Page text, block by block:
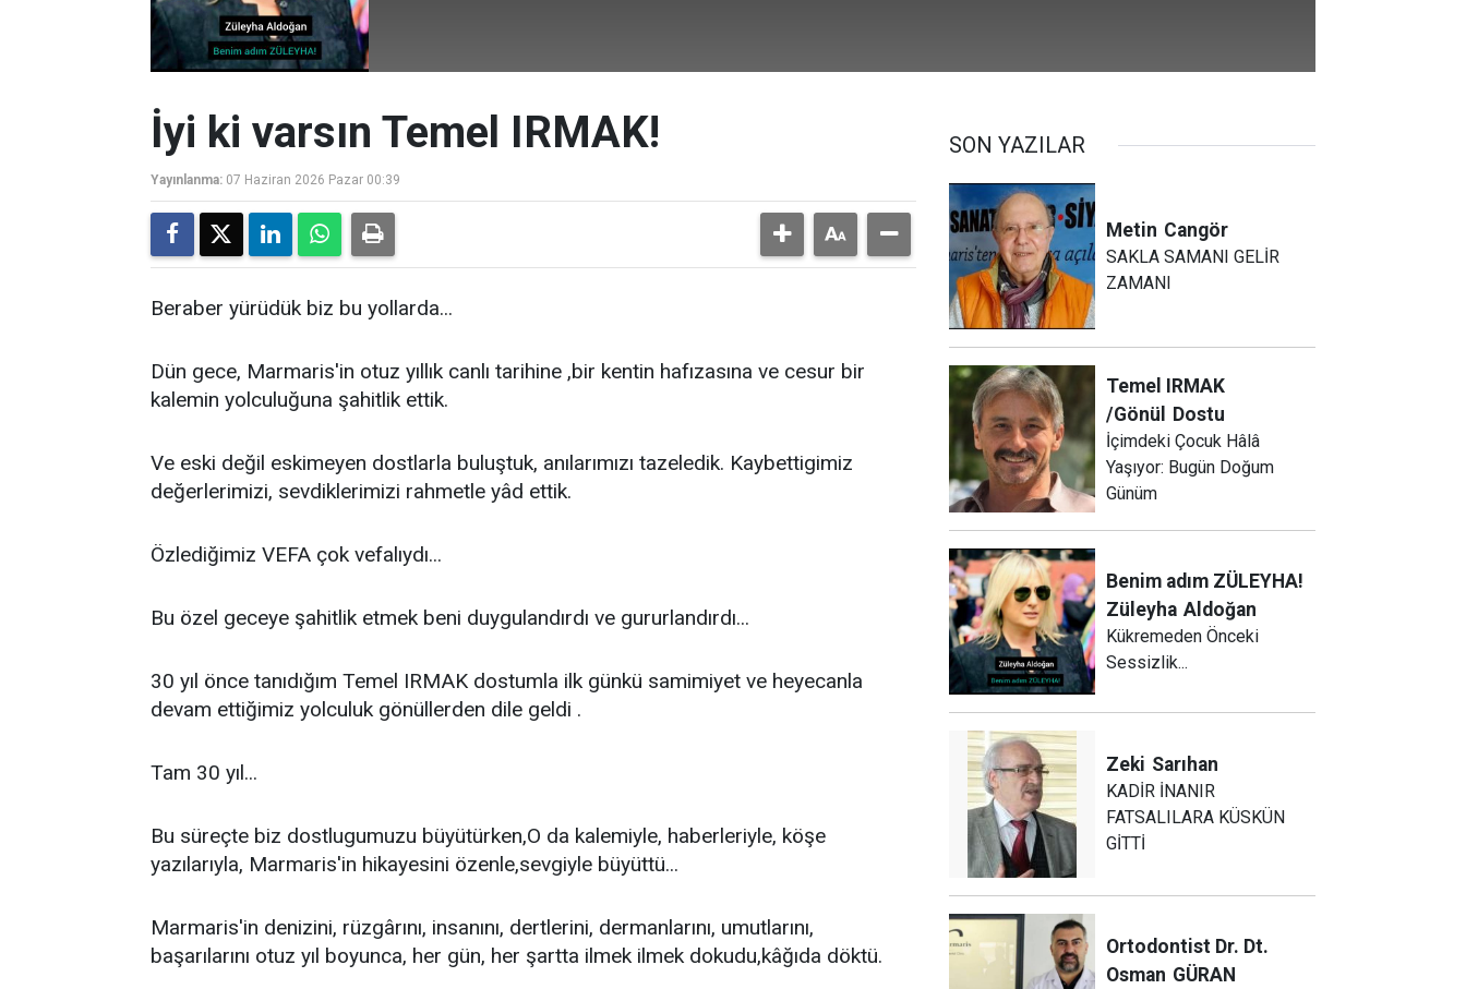
İyi ki varsın Temel IRMAK!
Yayınlanma: 07 Haziran 2026 Pazar 00:39
Beraber yürüdük biz bu yollarda...
Dün gece, Marmaris'in otuz yıllık canlı tarihine ,bir kentin hafızasına ve cesur bir
kalemin yolculuğuna şahitlik ettik.
Ve eski değil eskimeyen dostlarla buluştuk, anılarımızı tazeledik. Kaybettigimiz
değerlerimizi, sevdiklerimizi rahmetle yâd ettik.
Özlediğimiz VEFA çok vefalıydı...
Bu özel geceye şahitlik etmek beni duygulandırdı ve gururlandırdı...
30 yıl önce tanıdığım Temel IRMAK dostumla ilk günkü samimiyet ve heyecanla
devam ettiğimiz yolculuk gönüllerden dile geldi .
Tam 30 yıl...
Bu süreçte biz dostlugumuzu büyütürken,O da kalemiyle, haberleriyle, köşe
yazılarıyla, Marmaris'in hikayesini özenle,sevgiyle büyüttü...
Marmaris'in denizini, rüzgârını, insanını, dertlerini, dermanlarını, umutlarını,
başarılarını otuz yıl boyunca, her gün, her şartta ilmek ilmek dokudu,kâğıda döktü.
SON YAZILAR
Metin Cangör
SAKLA SAMANI GELİR
ZAMANI
Temel IRMAK
/Gönül
Dostu
İçimdeki Çocuk Hâlâ
Yaşıyor: Bugün Doğum
Günüm
Benim adım ZÜLEYHA!
Züleyha Aldoğan
Kükremeden Önceki
Sessizlik...
Zeki Sarıhan
KADİR İNANIR
FATSALILARA KÜSKÜN
GİTTİ
Ortodontist Dr. Dt.
Osman GÜRAN